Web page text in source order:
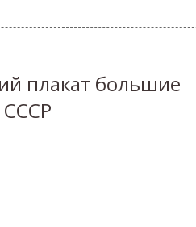
плакат большие
СССР